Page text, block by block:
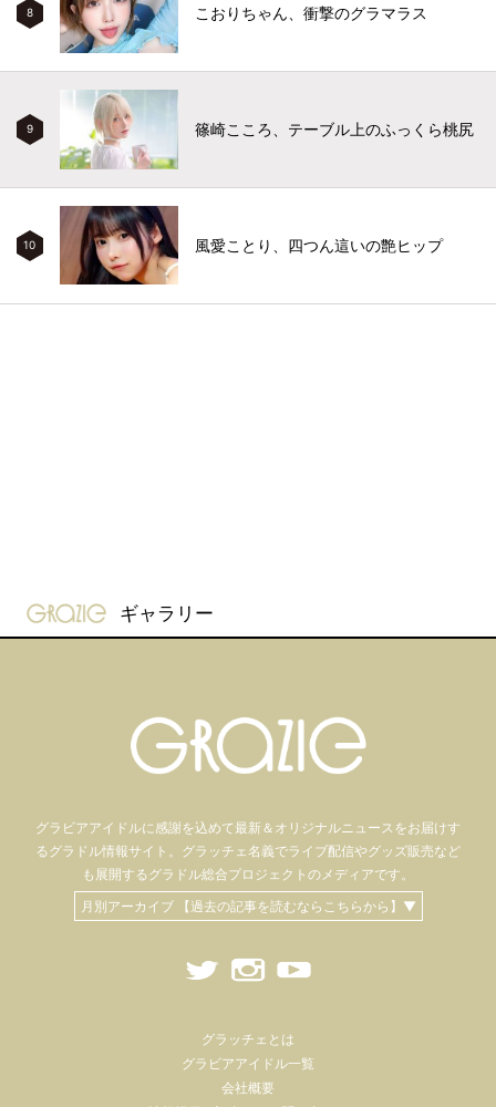
8 こおりちゃん、衝撃のグラマラス
9 篠崎こころ、テーブル上のふっくら桃尻
10 風愛ことり、四つん這いの艶ヒップ
gravure-grazie
ギャラリー
グラビアアイドルに感謝を込めて最新＆オリジナルニュースをお届けす
るグラドル情報サイト。 グラッチェ名義でライブ配信やグッズ販売など
も 展開するグラドル総合プロジェクトのメディアです。
月別アーカイブ 【過去の記事を読むならこちらから】▼
グラッチェとは
グラビアアイドル一覧
会社概要